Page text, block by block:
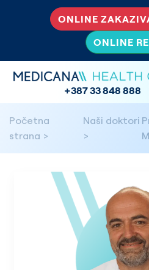
ONLINE
ONLINE
+387 33 848 888
Početna
strana
Naši doktori